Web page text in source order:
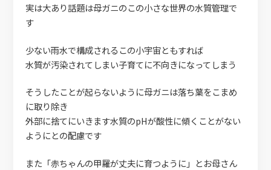
実は大あり話題は母ガニのこの小さな世界の水質管理で
す
少ない雨水で構成されるこの小宇宙ともすれば
水質が汚染されてしまい子育てに不向きになってしまう
そうしたことが起らないように母ガニは落ち葉をこまめ
に取り除き
外部に捨てにいきます水質のpHが酸性に傾くことがない
ようにとの配慮です
また「赤ちゃんの甲羅が丈夫に育つように」とお母さん